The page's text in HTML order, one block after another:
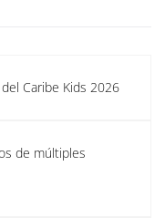
Caribe Kids 2026
de múltiples